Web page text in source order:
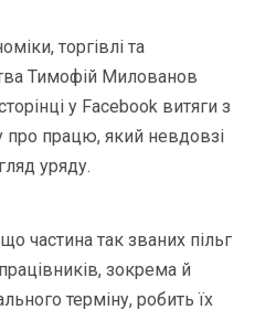
торгівлі та
Тимофій Милованов
у Facebook витяги з
про працю, який невдовзі
уряду.
частина так званих пільг
зокрема й
терміну, робить їх